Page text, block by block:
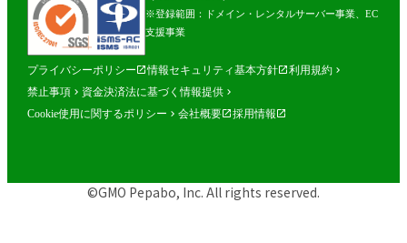
※登録範囲：ドメイン・レンタルサーバー事業、EC
支援事業
プライバシーポリシー 情報セキュリティ基本方針
利用規約
禁止事項
資金決済法に基づく情報提供
Cookie使用に関するポリシー
会社概要 採用情報
©GMO Pepabo, Inc. All rights reserved.